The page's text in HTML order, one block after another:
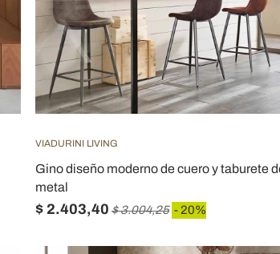
VIADURINI LIVING
Gino diseño moderno de cuero y taburete
metal
$ 2.403,40 $ 3.004,25 - 20%